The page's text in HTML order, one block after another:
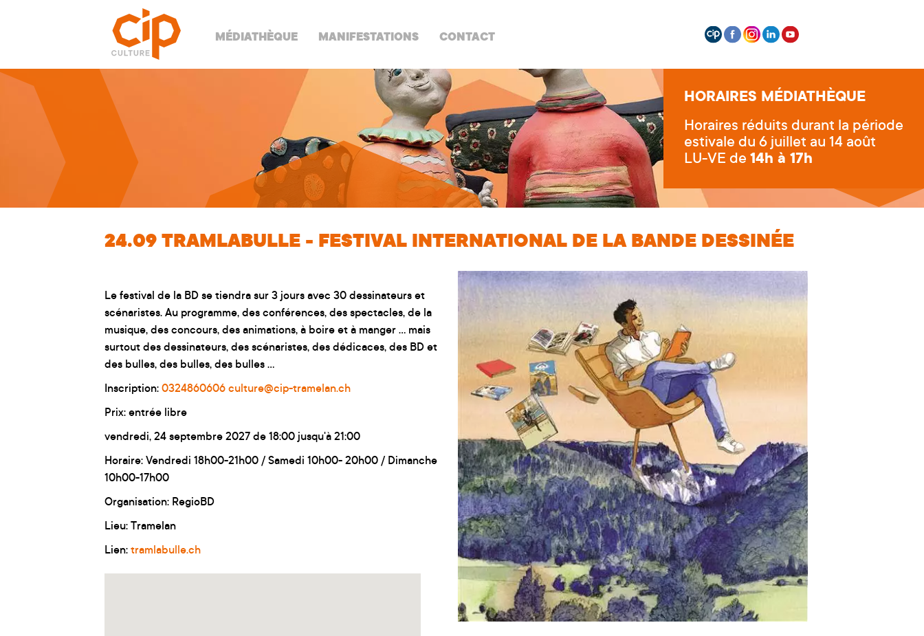
MÉDIATHÈQUE MANIFESTATIONS CONTACT
HORAIRES MÉDIATHÈQUE
Horaires réduits durant la période
estivale du 6 juillet au 14 août
LU-VE de 14h à 17h
24.09 TRAMLABULLE - FESTIVAL INTERNATIONAL DE LA BANDE DESSINÉE
Le festival de la BD se tiendra sur 3 jours avec 30 dessinateurs et
scénaristes. Au programme, des conférences, des spectacles, de la
musique, des concours, des animations, à boire et à manger ... mais
surtout des dessinateurs, des scénaristes, des dédicaces, des BD et
des bulles, des bulles, des bulles ...
Inscription: 0324860606 culture@cip-tramelan.ch
Prix: entrée libre
vendredi, 24 septembre 2027 de 18:00 jusqu'à 21:00
Horaire: Vendredi 18h00-21h00 / Samedi 10h00- 20h00 / Dimanche
10h00-17h00
Organisation: RegioBD
Lieu: Tramelan
Lien: tramlabulle.ch